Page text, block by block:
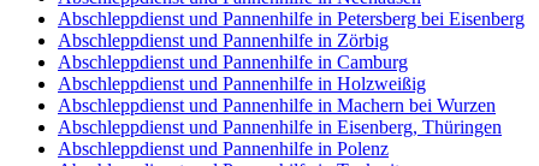
Abschleppdienst und Pannenhilfe in Petersberg bei Eisenberg
Abschleppdienst und Pannenhilfe in Zörbig
Abschleppdienst und Pannenhilfe in Camburg
Abschleppdienst und Pannenhilfe in Holzweißig
Abschleppdienst und Pannenhilfe in Machern bei Wurzen
Abschleppdienst und Pannenhilfe in Eisenberg, Thüringen
Abschleppdienst und Pannenhilfe in Polenz